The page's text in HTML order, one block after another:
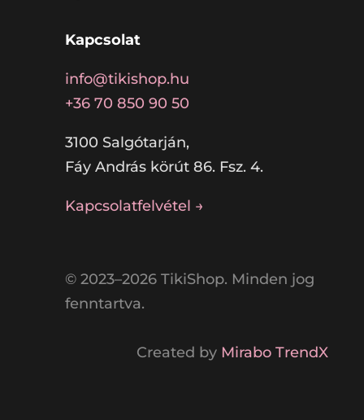
Kapcsolat
info@tikishop.hu
+36 70 850 90 50
3100 Salgótarján,
Fáy András körút 86. Fsz. 4.
Kapcsolatfelvétel →
© 2023–2026 TikiShop. Minden jog
fenntartva.
Created by Mirabo TrendX